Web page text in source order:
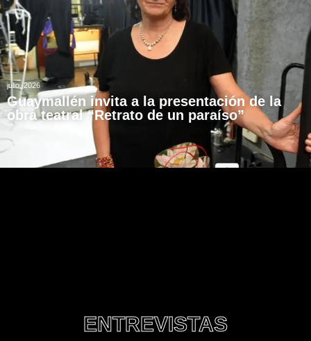
julio, 2026
Guaymallén invita a la presentación de la
obra teatral “Retrato de un paraíso”
ENTREVISTAS